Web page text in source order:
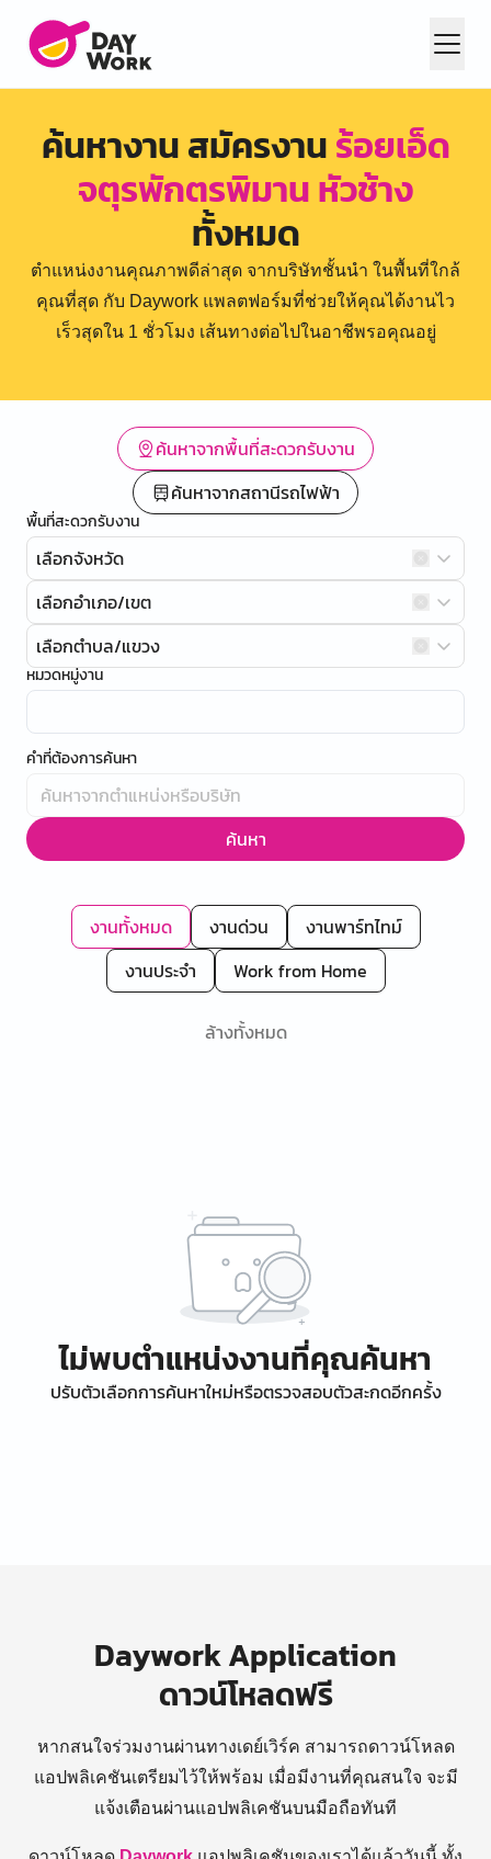
ค้นหางาน สมัครงานร้อยเอ็ด
จตุรพักตรพิมาน หัวช้าง
ทั้งหมด
ตำแหน่งงานคุณภาพดีล่าสุด จากบริษัทชั้นนำ ในพื้นที่ใกล้
คุณที่สุด กับ Daywork แพลตฟอร์มที่ช่วยให้คุณได้งานไว
เร็วสุดใน 1 ชั่วโมง เส้นทางต่อไปในอาชีพรอคุณอยู่
ค้นหาจากพื้นที่สะดวกรับงาน
ค้นหาจากสถานีรถไฟฟ้า
พื้นที่สะดวกรับงาน
เลือกจังหวัด
เลือกอำเภอ/เขต
เลือกตำบล/แขวง
หมวดหมู่งาน
คำที่ต้องการค้นหา
ค้นหา
งานทั้งหมด งานด่วน
งานพาร์ทไทม์
งานประจำ
Work from Home
ล้างทั้งหมด
ไม่พบตำแหน่งงานที่คุณค้นหา
ปรับตัวเลือกการค้นหาใหม่หรือตรวจสอบตัวสะกดอีกครั้ง
Daywork Application
ดาวน์โหลดฟรี
หากสนใจร่วมงานผ่านทางเดย์เวิร์ค สามารถดาวน์โหลด
แอปพลิเคชันเตรียมไว้ให้พร้อม เมื่อมีงานที่คุณสนใจ จะมี
แจ้งเตือนผ่านแอปพลิเคชันบนมือถือทันที